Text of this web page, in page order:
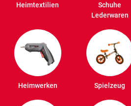
Heimtextilien
Schuhe
Lederwaren
Heimwerken Spielzeug